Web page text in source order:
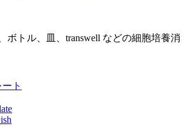
ボトル、皿、transwell などの細胞培養消
ト